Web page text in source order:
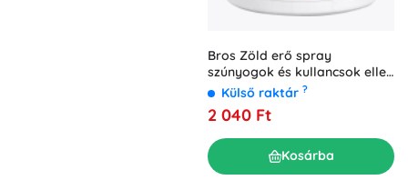
Bros Zöld erő spray
szúnyogok és kullancsok ellen
90 ml
Külső raktár ?
2 040 Ft
Kosárba